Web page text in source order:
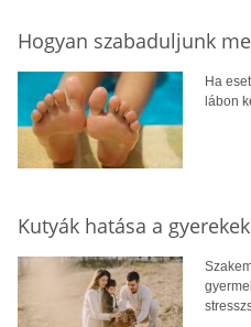
Hogyan szabaduljunk
Ha
lábon
Kutyák hatása a